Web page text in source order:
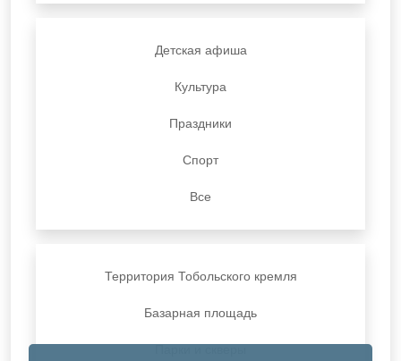
Детская афиша
Культура
Праздники
Спорт
Все
Территория Тобольского кремля
Базарная площадь